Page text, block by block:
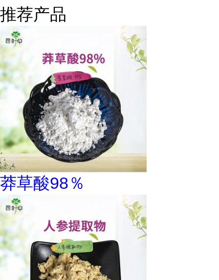
推荐产品
莽草酸98％